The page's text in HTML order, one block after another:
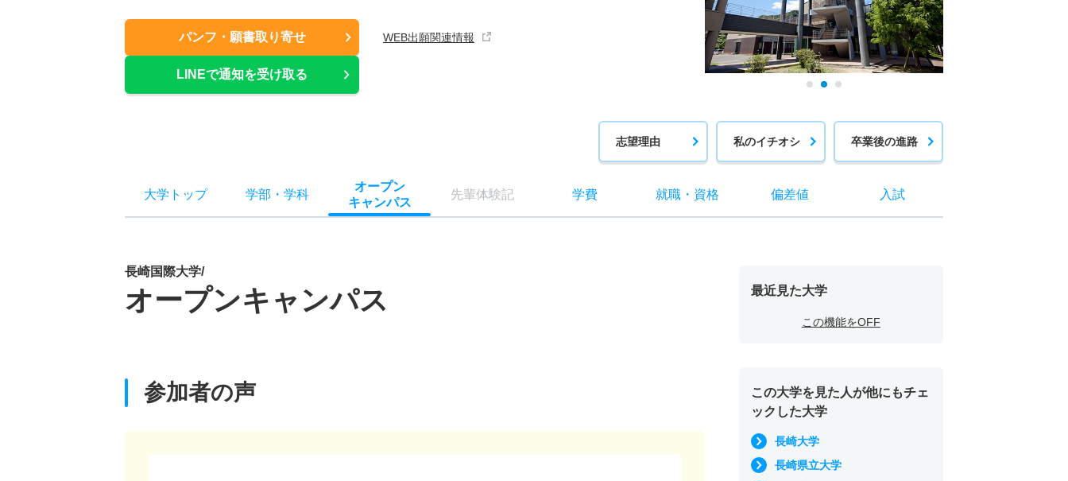
パンフ・願書取り寄せ
LINEで通知を受け取る
WEB出願関連情報
志望理由 私のイチオシ 卒業後の進路
大学トップ 学部 ・ 学科
オープン
キャンパス
先輩体験記 学費 就職・ 資格 偏差値 入試
長崎国際大学/
オープンキャンパス
参加者の声
最近見た大学
この機能をOFF
この大学を見た人が他にもチェ
ックした大学
長崎大学
長崎県立大学